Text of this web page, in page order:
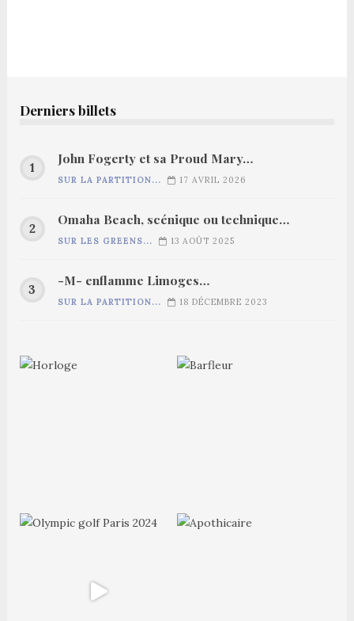
Derniers billets
John Fogerty et sa Proud Mary…
SUR LA PARTITION... 17 AVRIL 2026
Omaha Beach, scénique ou technique…
SUR LES GREENS... 13 AOÛT 2025
-M- enflamme Limoges…
SUR LA PARTITION... 18 DÉCEMBRE 2023